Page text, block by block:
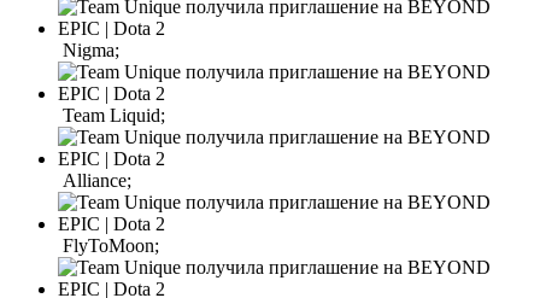
Nigma;
Team Liquid;
Alliance;
FlyToMoon;